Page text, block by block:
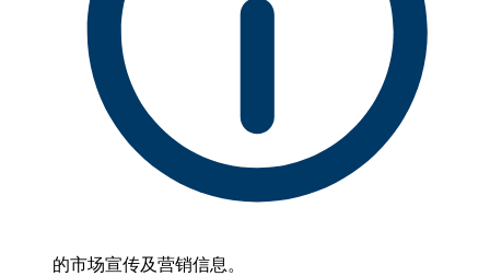
的市场宣传及营销信息。